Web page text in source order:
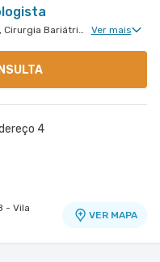
Gastroenterologia Clinica, Cirurgia Geral, Cirurgia Bariátrica, Cirurgia do Aparelho Digestivo, Cirurgia Oncologia do Peritônio, Cirurgia Oncológica Ginecológica, Cirurgia Oncológica, Cirurgia Oncológica do Aparelho Digestivo Ver mais
4
- Vila
VER MAPA
Dona